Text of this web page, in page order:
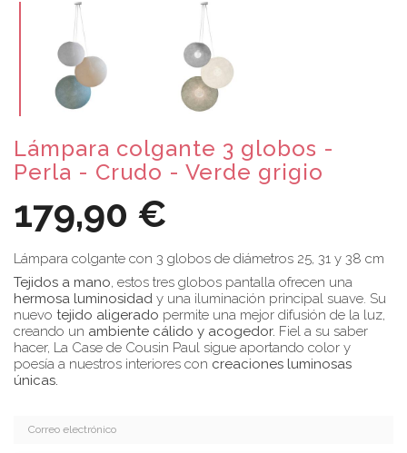
Lámpara colgante 3 globos -
Perla - Crudo - Verde grigio
179,90 €
Lámpara colgante con 3 globos de diámetros 25, 31 y 38 cm
Tejidos a mano, estos tres globos pantalla ofrecen una
hermosa luminosidad y una iluminación principal suave. Su
nuevo tejido aligerado permite una mejor difusión de la luz,
creando un ambiente cálido y acogedor. Fiel a su saber
hacer, La Case de Cousin Paul sigue aportando color y
poesía a nuestros interiores con creaciones luminosas
únicas.